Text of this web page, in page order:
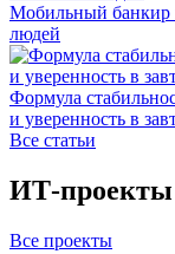
Мобильный банкир
людей
Формула
и уверенность в
Все статьи
ИТ-проекты
Все проекты